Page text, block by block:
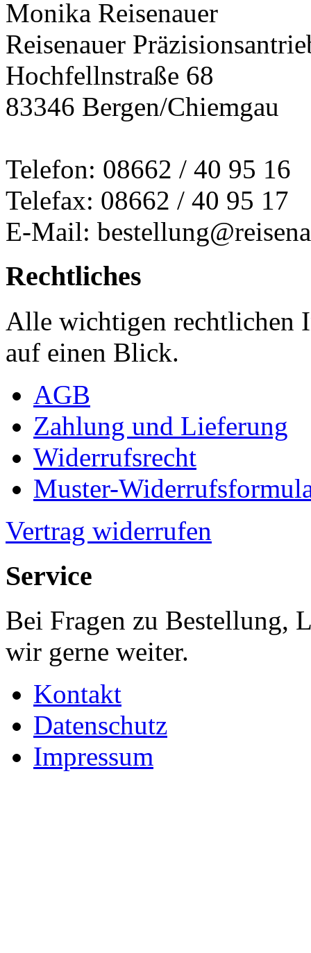
Monika Reisenauer
Reisenauer
Hochfellnstraße 68
83346 Bergen/Chiemgau
Telefon: 08662 / 40 95 16
Telefax: 08662 / 40 95 17
E-Mail:
Rechtliches
Alle wichtigen rechtlichen
auf einen Blick.
AGB
Zahlung und Lieferung
Widerrufsrecht
Muster-
Vertrag widerrufen
Service
Bei Fragen zu Bestellung,
wir gerne weiter.
Kontakt
Datenschutz
Impressum